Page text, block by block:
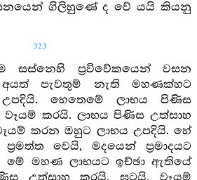
ගිලිහුණේ ද වේ යයි කියනු
323
සස්නෙහි ප්‍රවිවේකයෙන් වසන
පැවතුම් නැති මහණක්හට
උපදියි. හෙතෙමේ ලාභය පිණිස
වෑයම් කරයි. ලාභය පිණිස උත්සාහ
කරන ඔහුට ලාභය උපදියි. හේ
වෙයි, මදයෙන් ප්‍රමාදයට
මේ මහණ ලාභයට ඉච්ඡා ඇතියේ